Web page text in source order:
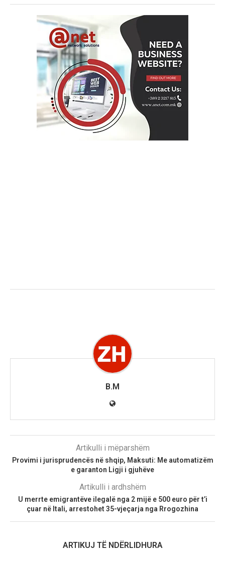
B.M
Artikulli i mëparshëm
Provimi i jurisprudencës në shqip, Maksuti: Me automatizëm
e garanton Ligji i gjuhëve
Artikulli i ardhshëm
U merrte emigrantëve ilegalë nga 2 mijë e 500 euro për t’i
çuar në Itali, arrestohet 35-vjeçarja nga Rrogozhina
ARTIKUJ TË NDËRLIDHURA